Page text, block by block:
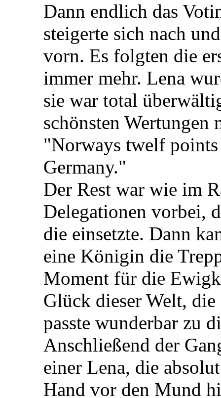
Dann endlich das
steigerte sich nach
vorn. Es folgten die
immer mehr. Lena
sie war total
schönsten
"Norways twelf
Germany."
Der Rest war wie im
Delegationen vorbei,
die einsetzte. Dann
eine Königin die
Moment für die
Glück dieser Welt,
passte wunderbar zu
Anschließend der
einer Lena, die
Hand vor den Mund